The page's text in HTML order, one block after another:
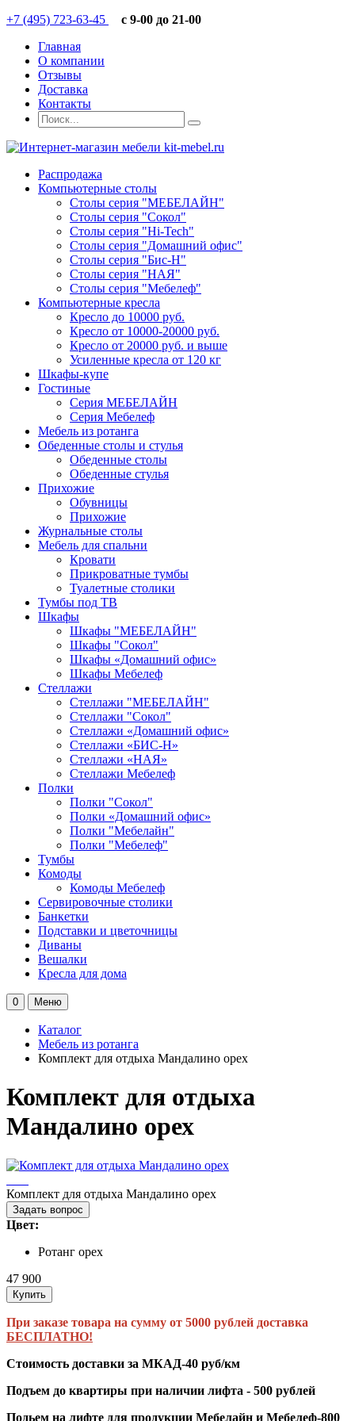
+7 (495) 723-63-45
c 9-00 до 21-00
Главная
О компании
Отзывы
Доставка
Контакты
Распродажа
Компьютерные столы
Столы серия "МЕБЕЛАЙН"
Столы серия "Сокол"
Столы серия "Hi-Tech"
Столы серия "Домашний офис"
Столы серия "Бис-Н"
Столы серия "НАЯ"
Столы серия "Мебелеф"
Компьютерные кресла
Кресло до 10000 руб.
Кресло от 10000-20000 руб.
Кресло от 20000 руб. и выше
Усиленные кресла от 120 кг
Шкафы-купе
Гостиные
Серия МЕБЕЛАЙН
Серия Мебелеф
Мебель из ротанга
Обеденные столы и стулья
Обеденные столы
Обеденные стулья
Прихожие
Обувницы
Прихожие
Журнальные столы
Мебель для спальни
Кровати
Прикроватные тумбы
Туалетные столики
Тумбы под ТВ
Шкафы
Шкафы "МЕБЕЛАЙН"
Шкафы "Сокол"
Шкафы «Домашний офис»
Шкафы Мебелеф
Стеллажи
Стеллажи "МЕБЕЛАЙН"
Стеллажи "Сокол"
Стеллажи «Домашний офис»
Стеллажи «БИС-Н»
Стеллажи «НАЯ»
Стеллажи Мебелеф
Полки
Полки "Сокол"
Полки «Домашний офис»
Полки "Мебелайн"
Полки "Мебелеф"
Тумбы
Комоды
Комоды Мебелеф
Сервировочные столики
Банкетки
Подставки и цветочницы
Диваны
Вешалки
Кресла для дома
0 Меню
Каталог
Мебель из ротанга
Комплект для отдыха Мандалино орех
Комплект для отдыха
Мандалино орех
Комплект для отдыха Мандалино орех
Задать вопрос
Цвет:
Ротанг орех
47 900
Купить
При заказе товара на сумму от 5000 рублей доставка
БЕСПЛАТНО!
Стоимость доставки за МКАД-40 руб/км
Подъем до квартиры при наличии лифта - 500 рублей
Подьем на лифте для продукции Мебелайн и Мебелеф-800